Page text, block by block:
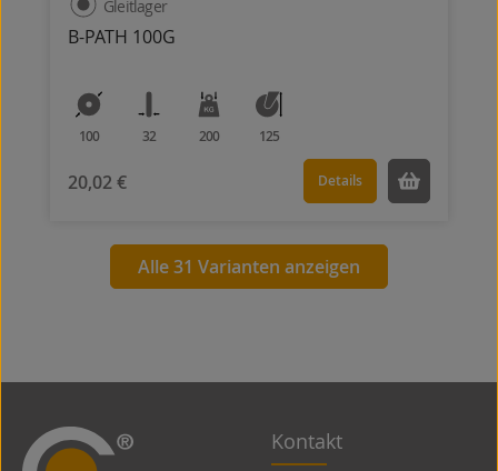
B-PATH 100G
Gleitlager
100 32 200 125
20,02 € Details
Alle 31 Varianten anzeigen
Kontakt